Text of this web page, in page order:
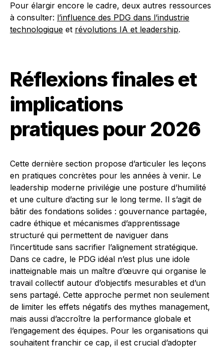
Pour élargir encore le cadre, deux autres ressources
à consulter: l’influence des PDG dans l’industrie
technologique et révolutions IA et leadership.
Réflexions finales et
implications
pratiques pour 2026
Cette dernière section propose d’articuler les leçons
en pratiques concrètes pour les années à venir. Le
leadership moderne privilégie une posture d’humilité
et une culture d’acting sur le long terme. Il s’agit de
bâtir des fondations solides : gouvernance partagée,
cadre éthique et mécanismes d’apprentissage
structuré qui permettent de naviguer dans
l’incertitude sans sacrifier l’alignement stratégique.
Dans ce cadre, le PDG idéal n’est plus une idole
inatteignable mais un maître d’œuvre qui organise le
travail collectif autour d’objectifs mesurables et d’un
sens partagé. Cette approche permet non seulement
de limiter les effets négatifs des mythes management,
mais aussi d’accroître la performance globale et
l’engagement des équipes. Pour les organisations qui
souhaitent franchir ce cap, il est crucial d’adopter